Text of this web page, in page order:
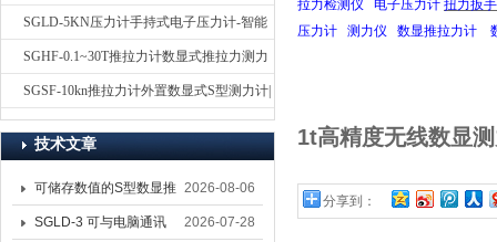
仪-螺栓扭力矩测试仪
SGLD-5KN压力计手持式电子压力计-智能
电子式压力测力计
SGHF-0.1~30T推拉力计数显式推拉力测力
计-数字拉压力双向测力仪
SGSF-10kn推拉力计外置数显式S型测力计|
手持连线式拉压力计
技术文章
可储存数值的S型数显推
拉力计 SGSF-100外置
2026-08-06
SGLD-3 可与电脑通讯 2026-07-28
拉力检测仪
电子压力计 扭力扳
压力计
测力仪 数显推拉力计
1t高精度无线数显
分享到：